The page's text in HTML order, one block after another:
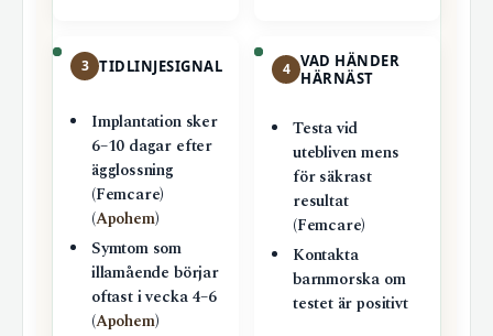
3 TIDLINJESIGNAL
Implantation sker
6–10 dagar efter
ägglossning
(Femcare)
(Apohem)
Symtom som
illamående börjar
oftast i vecka 4–6
(Apohem)
4 VAD HÄNDER
HÄRNÄST
Testa vid
utebliven mens
för säkrast
resultat
(Femcare)
Kontakta
barnmorska om
testet är positivt